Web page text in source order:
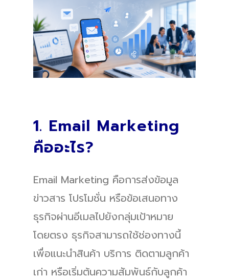
1. Email Marketing
คืออะไร?
Email Marketing คือการส่งข้อมูล
ข่าวสาร โปรโมชั่น หรือข้อเสนอทาง
ธุรกิจผ่านอีเมลไปยังกลุ่มเป้าหมาย
โดยตรง ธุรกิจสามารถใช้ช่องทางนี้
เพื่อแนะนำสินค้า บริการ ติดตามลูกค้า
เก่า หรือเริ่มต้นความสัมพันธ์กับลูกค้า